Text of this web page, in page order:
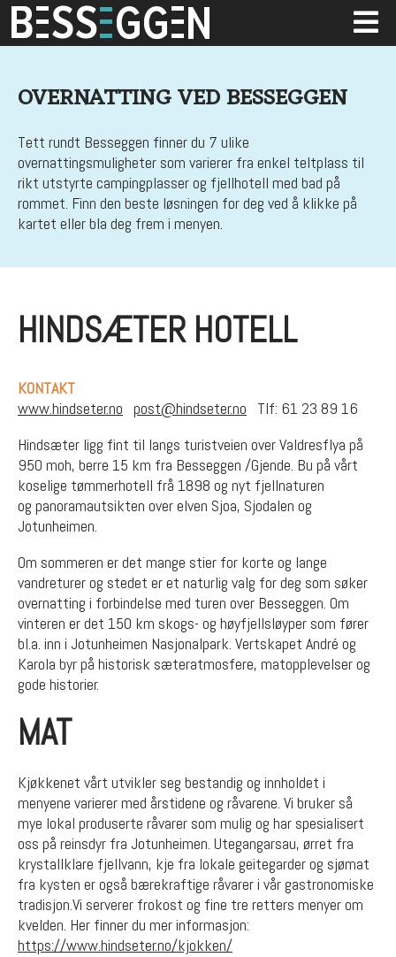
OVERNATTING VED BESSEGGEN
Tett rundt Besseggen finner du 7 ulike
overnattingsmuligheter som varierer fra enkel teltplass til
rikt utstyrte campingplasser og fjellhotell med bad på
rommet. Finn den beste løsningen for deg ved å klikke på
kartet eller bla deg frem i menyen.
HINDSÆTER HOTELL
KONTAKT
www.hindseter.no post@hindseter.no
Tlf: 61 23 89 16
Hindsæter ligg fint til langs turistveien over Valdresflya på
950 moh, berre 15 km fra Besseggen /Gjende. Bu på vårt
koselige tømmerhotell frå 1898 og nyt fjellnaturen
og panoramautsikten over elven Sjoa, Sjodalen og
Jotunheimen.
Om sommeren er det mange stier for korte og lange
vandreturer og stedet er et naturlig valg for deg som søker
overnatting i forbindelse med turen over Besseggen. Om
vinteren er det 150 km skogs- og høyfjellsløyper som fører
bl.a. inn i Jotunheimen Nasjonalpark. Vertskapet André og
Karola byr på historisk sæteratmosfere, matopplevelser og
gode historier.
MAT
Kjøkkenet vårt utvikler seg bestandig og innholdet i
menyene varierer med årstidene og råvarene. Vi bruker så
mye lokal produserte råvarer som mulig og har spesialisert
oss på reinsdyr fra Jotunheimen. Utegangarsau, ørret fra
krystallklare fjellvann, kje fra lokale geitegarder og sjømat
fra kysten er også bærekraftige råvarer i vår gastronomiske
tradisjon.Vi serverer frokost og fine tre retters menyer om
kvelden. Her finner du mer informasjon:
https://www.hindseter.no/kjokken/